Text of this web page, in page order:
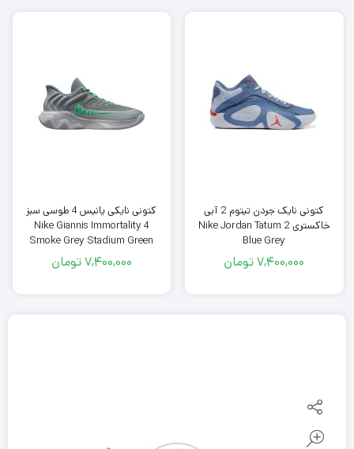
کتونی نایک جردن تیتوم 2 آبی
خاکستری Nike Jordan Tatum 2
Blue Grey
7,400,000تومان
کتونی نایکی یانیس 4 طوسی سبز
Nike Giannis Immortality 4
Smoke Grey Stadium Green
7,400,000تومان